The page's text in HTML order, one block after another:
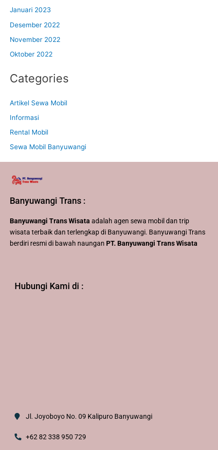
Januari 2023
Desember 2022
November 2022
Oktober 2022
Categories
Artikel Sewa Mobil
Informasi
Rental Mobil
Sewa Mobil Banyuwangi
Banyuwangi Trans :
Banyuwangi Trans Wisata adalah agen sewa mobil dan trip
wisata terbaik dan terlengkap di Banyuwangi. Banyuwangi Trans
berdiri resmi di bawah naungan PT. Banyuwangi Trans Wisata
Hubungi Kami di :
Jl. Joyoboyo No. 09 Kalipuro Banyuwangi
+62 82 338 950 729